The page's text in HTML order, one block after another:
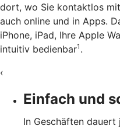
dort, wo Sie kontaktlos
auch online und in Apps.
iPhone, iPad, Ihre Apple
intuitiv bedienbar1 .
‹
Einfach und
In Geschäften